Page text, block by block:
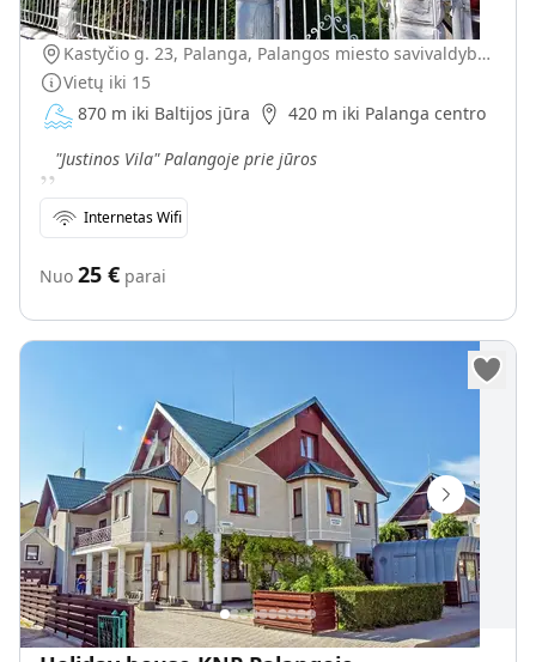
Justinos Vila
Kastyčio g. 23, Palanga, Palangos miesto savivaldybė, Lietuva
Vietų iki 15
870 m iki Baltijos jūra
420 m iki Palanga centro
„"Justinos Vila" Palangoje prie jūros
Internetas Wifi
Nuo 25 € parai